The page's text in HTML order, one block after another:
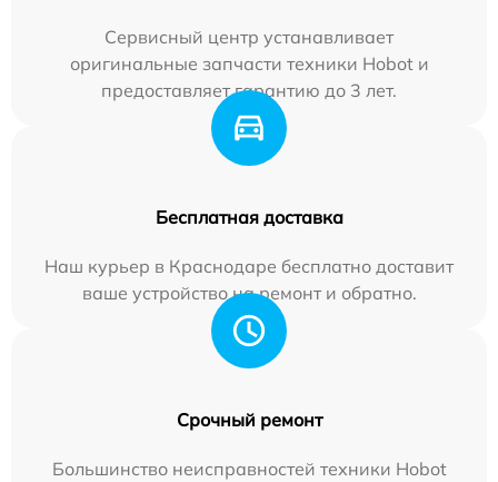
Сервисный центр устанавливает
оригинальные запчасти техники Hobot и
предоставляет гарантию до 3 лет.
Бесплатная доставка
Наш курьер в Краснодаре бесплатно доставит
ваше устройство на ремонт и обратно.
Срочный ремонт
Большинство неисправностей техники Hobot